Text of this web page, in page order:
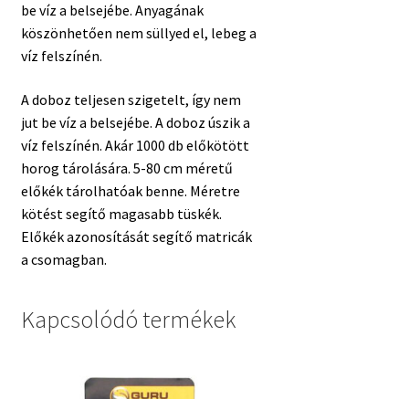
be víz a belsejébe. Anyagának
köszönhetően nem süllyed el, lebeg a
víz felszínén.
A doboz teljesen szigetelt, így nem
jut be víz a belsejébe. A doboz úszik a
víz felszínén. Akár 1000 db előkötött
horog tárolására. 5-80 cm méretű
előkék tárolhatóak benne. Méretre
kötést segítő magasabb tüskék.
Előkék azonosítását segítő matricák
a csomagban.
Kapcsolódó termékek